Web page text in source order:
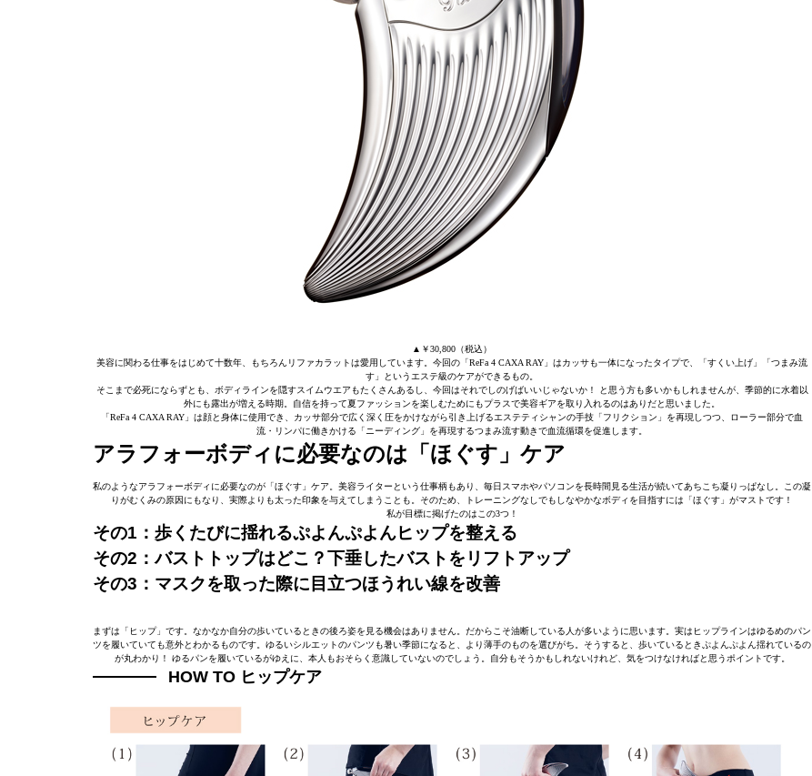
▲￥30,800（税込）
美容に関わる仕事をはじめて十数年、もちろんリファカラットは愛用しています。今回の「ReFa 4 CAXA RAY」はカッサも一体になったタイプで、「すくい上げ」「つまみ流
す」というエステ級のケアができるもの。
そこまで必死にならずとも、ボディラインを隠すスイムウエアもたくさんあるし、今回はそれでしのげばいいじゃないか！ と思う方も多いかもしれませんが、季節的に水着以
外にも露出が増える時期。自信を持って夏ファッションを楽しむためにもプラスで美容ギアを取り入れるのはありだと思いました。
「ReFa 4 CAXA RAY」は顔と身体に使用でき、カッサ部分で広く深く圧をかけながら引き上げるエステティシャンの手技「フリクション」を再現しつつ、ローラー部分で血
流・リンパに働きかける「ニーディング」を再現するつまみ流す動きで血流循環を促進します。
アラフォーボディに必要なのは「ほぐす」ケア
私のようなアラフォーボディに必要なのが「ほぐす」ケア。美容ライターという仕事柄もあり、毎日スマホやパソコンを長時間見る生活が続いてあちこち凝りっぱなし。この凝
りがむくみの原因にもなり、実際よりも太った印象を与えてしまうことも。そのため、トレーニングなしでもしなやかなボディを目指すには「ほぐす」がマストです！
私が目標に掲げたのはこの3つ！
その1：歩くたびに揺れるぷよんぷよんヒップを整える
その2：バストトップはどこ？下垂したバストをリフトアップ
その3：マスクを取った際に目立つほうれい線を改善
まずは「ヒップ」です。なかなか自分の歩いているときの後ろ姿を見る機会はありません。だからこそ油断している人が多いように思います。実はヒップラインはゆるめのパン
ツを履いていても意外とわかるものです。ゆるいシルエットのパンツも暑い季節になると、より薄手のものを選びがち。そうすると、歩いているときぷよんぷよん揺れているの
が丸わかり！ ゆるパンを履いているがゆえに、本人もおそらく意識していないのでしょう。自分もそうかもしれないけれど、気をつけなければと思うポイントです。
HOW TO ヒップケア